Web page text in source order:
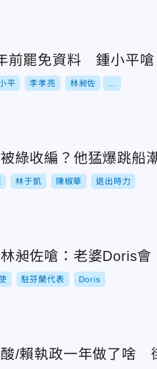
前罷免資料 鍾小平嗆
平 李孝亮 林昶佐
綠收編？他猛爆跳
林于凱 陳椒華 退出時力
昶佐嗆：老婆Doris會
駐芬蘭代表 Doris
/賴執政一年做了啥